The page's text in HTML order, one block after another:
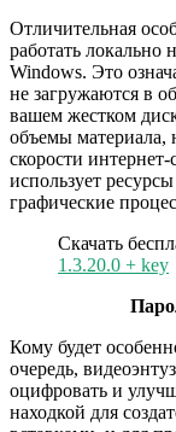
Отличительная
работать
Windows. Это
не загружаются в
вашем жестком
объемы материала,
скорости
использует
графические
Скачать
1.3.20.0 + key
Кому будет
очередь,
оцифровать и
находкой для